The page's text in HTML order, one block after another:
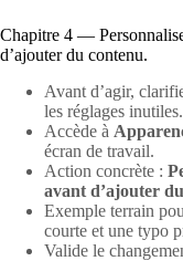
Chapitre 4 —
d’ajouter du contenu.
Avant d’agir,
les réglages inutiles.
Accède à
écran de travail.
Action concrète :
avant d’ajouter
Exemple terrain
courte et une typo
Valide le